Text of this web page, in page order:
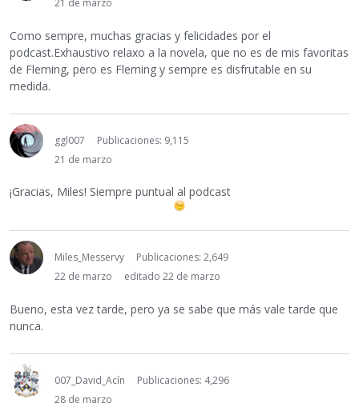
21 de marzo
Como sempre, muchas gracias y felicidades por el
podcast.Exhaustivo relaxo a la novela, que no es de mis favoritas
de Fleming, pero es Fleming y sempre es disfrutable en su
medida.
ggl007
Publicaciones: 9,115
21 de marzo
¡Gracias, Miles! Siempre puntual al podcast
Miles_Messervy
Publicaciones: 2,649
22 de marzo
editado 22 de marzo
Bueno, esta vez tarde, pero ya se sabe que más vale tarde que
nunca.
007_David_Acín
Publicaciones: 4,296
28 de marzo